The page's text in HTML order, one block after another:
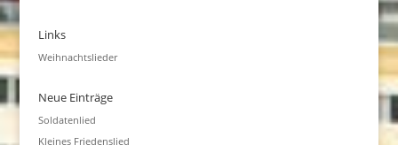
Links
Weihnachtslieder
Neue Einträge
Soldatenlied
Kleines Friedenslied